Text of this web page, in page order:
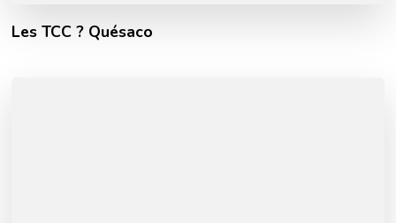
Les TCC ? Quésaco